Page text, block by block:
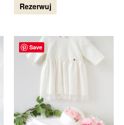
Rezerwuj
Save